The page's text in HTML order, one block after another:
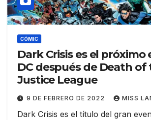
CÓMIC
Dark Crisis es el próximo
DC después de Death of
Justice League
9 DE FEBRERO DE 2022 MISS
Dark Crisis es el título del gran